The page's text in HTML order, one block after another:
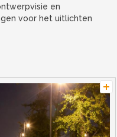
en
voor het uitlichten